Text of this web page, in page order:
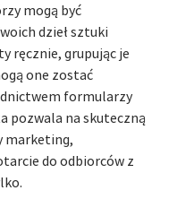
mogą być
dzieł sztuki
ręcznie, grupując je
one zostać
formularzy
pozwala na skuteczną
marketing,
do odbiorców z